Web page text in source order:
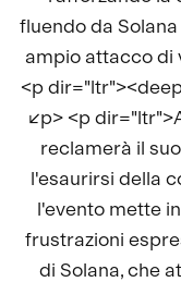
fluendo da
ampio attacco di
<p
</p> <p
reclamerà il
l'esaurirsi della
l'evento mette
frustrazioni
di Solana, che